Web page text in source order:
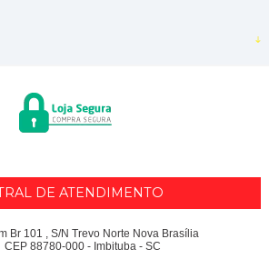
DE ATENDIMENTO
Br 101 , S/N Trevo Norte Nova Brasília
CEP 88780-000 - Imbituba - SC